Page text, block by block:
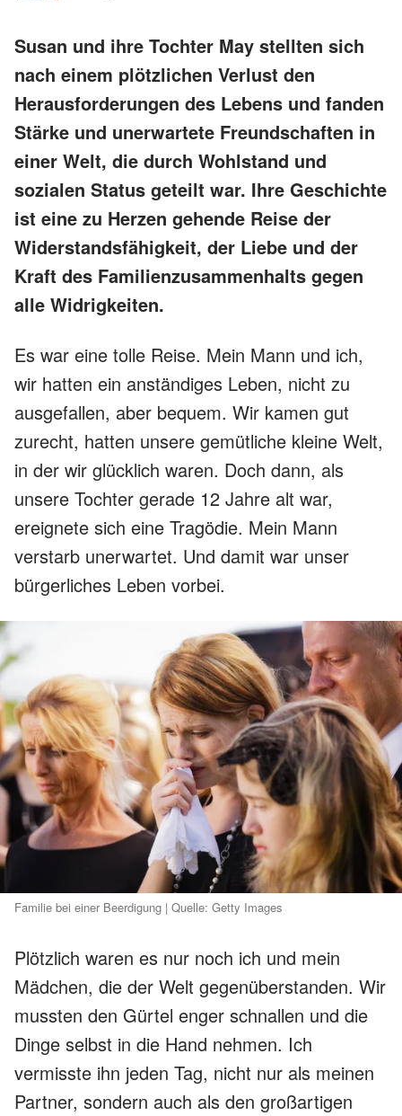
Susan und ihre Tochter May stellten sich
nach einem plötzlichen Verlust den
Herausforderungen des Lebens und fanden
Stärke und unerwartete Freundschaften in
einer Welt, die durch Wohlstand und
sozialen Status geteilt war. Ihre Geschichte
ist eine zu Herzen gehende Reise der
Widerstandsfähigkeit, der Liebe und der
Kraft des Familienzusammenhalts gegen
alle Widrigkeiten.
Es war eine tolle Reise. Mein Mann und ich,
wir hatten ein anständiges Leben, nicht zu
ausgefallen, aber bequem. Wir kamen gut
zurecht, hatten unsere gemütliche kleine Welt,
in der wir glücklich waren. Doch dann, als
unsere Tochter gerade 12 Jahre alt war,
ereignete sich eine Tragödie. Mein Mann
verstarb unerwartet. Und damit war unser
bürgerliches Leben vorbei.
Familie bei einer Beerdigung | Quelle: Getty Images
Plötzlich waren es nur noch ich und mein
Mädchen, die der Welt gegenüberstanden. Wir
mussten den Gürtel enger schnallen und die
Dinge selbst in die Hand nehmen. Ich
vermisste ihn jeden Tag, nicht nur als meinen
Partner, sondern auch als den großartigen